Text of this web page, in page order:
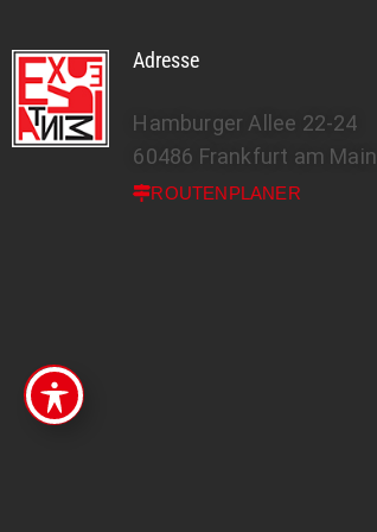
Adresse
Hamburger Allee 22-24
60486 Frankfurt am Main
ROUTENPLANER